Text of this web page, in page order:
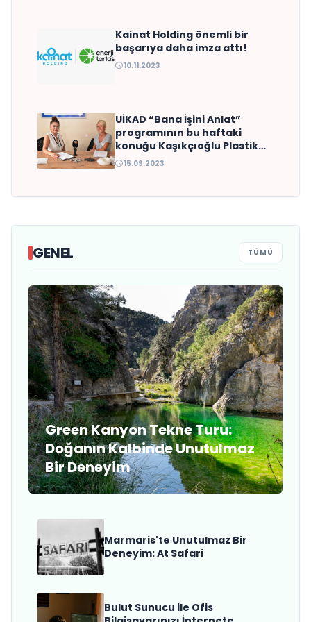
Kainat Holding önemli bir
başarıya daha imza attı!
10.11.2023
UİKAD “Bana İşini Anlat”
programının bu haftaki
konuğu Kaşıkçıoğlu Plastik
San.ve Dış Tic. Ltd. Şti.Ceo’su
15.09.2023
GENEL TÜMÜ
Green Kanyon Tekne Turu:
Doğanın Kalbinde Unutulmaz
Bir Deneyim
Marmaris'te Unutulmaz Bir
Deneyim: At Safari
Bulut Sunucu ile Ofis